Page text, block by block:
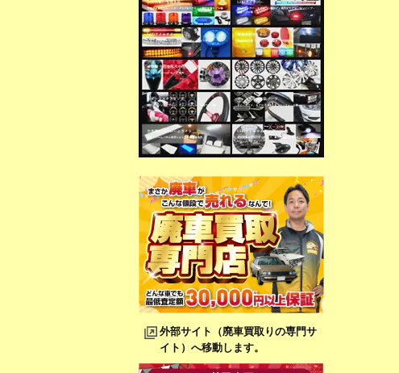
外部サイト（廃車買取りの専門サ
イト）へ移動します。